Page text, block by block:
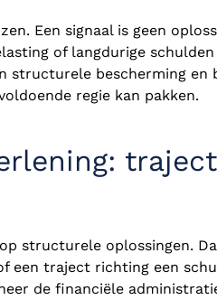
Een signaal is geen
of langdurige
structurele bescherming en
regie kan pakken.
structurele oplossingen.
een traject richting een
de financiële